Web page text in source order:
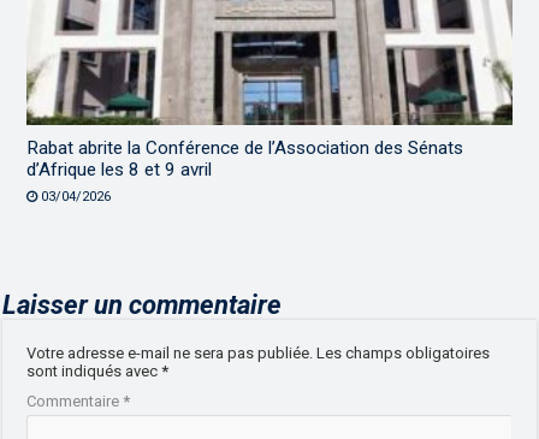
Rabat abrite la Conférence de l’Association des Sénats
d’Afrique les 8 et 9 avril
03/04/2026
Laisser un commentaire
Votre adresse e-mail ne sera pas publiée. Les champs obligatoires
sont indiqués avec*
Commentaire*